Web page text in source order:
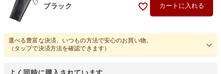
ブラック カートに入れる
選べる豊富な決済、いつもの方法で安心のお買い物。
（タップで決済方法を確認できます）